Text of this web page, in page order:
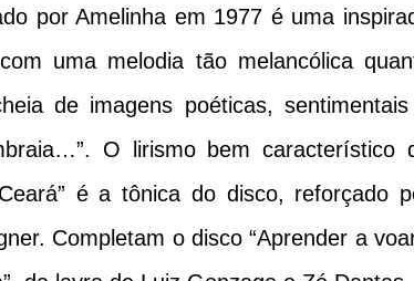
por Amelinha em 1977 é uma
uma melodia tão melancólica
de imagens poéticas,
O lirismo bem característico
é a tônica do disco, reforçado
Completam o disco “Aprender a